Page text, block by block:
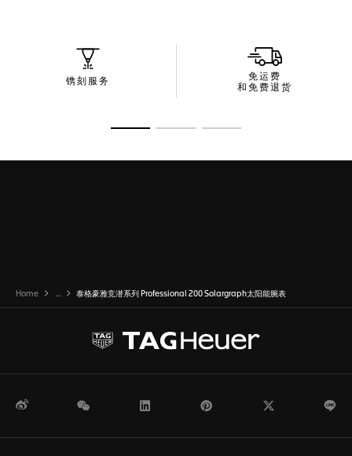
镌刻服务
免运费
和免费退货
Home ... 泰格豪雅竞潜系列 Professional 200 Solargraph太阳能腕表
微博 WeChat Pinterest